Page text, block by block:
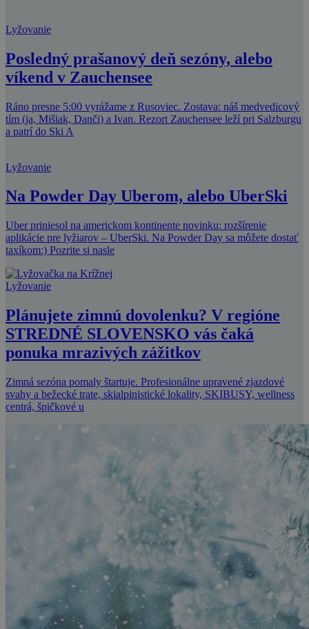
Lyžovanie
Posledný prašanový deň sezóny, alebo
víkend v Zauchensee
Ráno presne 5:00 vyrážame z Rusoviec. Zostava: náš medvedicový
tím (ja, Mišiak, Danči) a Ivan. Rezort Zauchensee leží pri Salzburgu
a patrí do Ski A
Lyžovanie
Na Powder Day Uberom, alebo UberSki
Uber priniesol na americkom kontinente novinku: rozšírenie
aplikácie pre lyžiarov – UberSki. Na Powder Day sa môžete dostať
taxíkom:) Pozrite si nasle
Lyžovanie
Plánujete zimnú dovolenku? V regióne
STREDNÉ SLOVENSKO vás čaká
ponuka mrazivých zážitkov
Zimná sezóna pomaly štartuje. Profesionálne upravené zjazdové
svahy a bežecké trate, skialpinistické lokality, SKIBUSY, wellness
centrá, špičkové u